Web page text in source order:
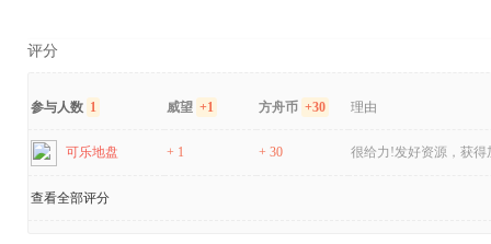
评分
参与人数 1 威望 +1 方舟币 +30 理由
可乐地盘 + 1 + 30 很给力!发好资源，获得
查看全部评分